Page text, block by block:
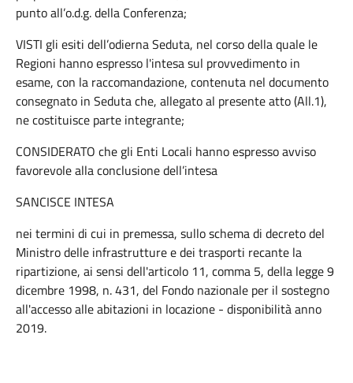
punto all’o.d.g. della Conferenza;
VISTI gli esiti dell’odierna Seduta, nel corso della quale le
Regioni hanno espresso l'intesa sul provvedimento in
esame, con la raccomandazione, contenuta nel documento
consegnato in Seduta che, allegato al presente atto (All.1),
ne costituisce parte integrante;
CONSIDERATO che gli Enti Locali hanno espresso avviso
favorevole alla conclusione dell’intesa
SANCISCE INTESA
nei termini di cui in premessa, sullo schema di decreto del
Ministro delle infrastrutture e dei trasporti recante la
ripartizione, ai sensi dell'articolo 11, comma 5, della legge 9
dicembre 1998, n. 431, del Fondo nazionale per il sostegno
all'accesso alle abitazioni in locazione - disponibilità anno
2019.